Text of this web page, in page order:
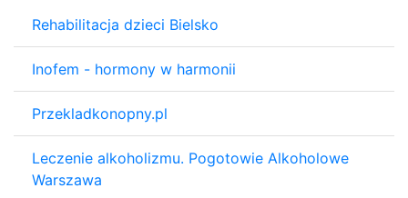
Rehabilitacja dzieci Bielsko
Inofem - hormony w harmonii
Przekladkonopny.pl
Leczenie alkoholizmu. Pogotowie Alkoholowe
Warszawa